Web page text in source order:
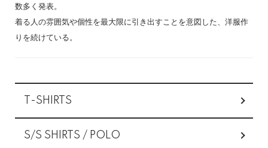
数多く発表。
着る人の雰囲気や個性を最大限に引き出すことを意図した、洋服作
りを続けている。
カテゴリー一覧
T-SHIRTS
S/S SHIRTS / POLO